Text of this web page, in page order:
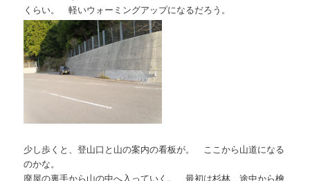
くらい。 軽いウォーミングアップになるだろう。
少し歩くと、登山口と山の案内の看板が。 ここから山道になる
のかな。
廃屋の裏手から山の中へ入っていく。 最初は杉林、途中から檜